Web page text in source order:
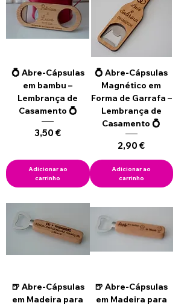
💍 Abre-Cápsulas
em bambu –
Lembrança de
Casamento 💍
Preço
3,50 €
Adicionar ao
carrinho
💍 Abre-Cápsulas
Magnético em
Forma de Garrafa –
Lembrança de
Casamento 💍
Preço
2,90 €
Adicionar ao
carrinho
🍺 Abre-Cápsulas
em Madeira para
🍺 Abre-Cápsulas
em Madeira para